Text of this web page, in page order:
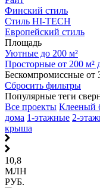
Финский стиль
Стиль HI-TECH
Европейский стиль
Площадь
Уютные до 200 м²
Просторные от 200 м²
Бескомпромиссные от
Сбросить фильтры
Популярные теги
Все проекты Клееный
дома 1-этажные 2-
крыша
10,8
МЛН
РУБ.